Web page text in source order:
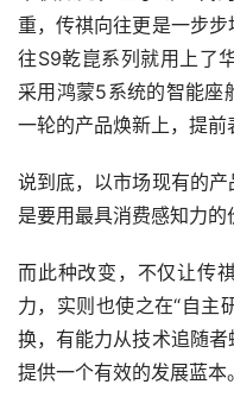
重，传祺向往更是一步
往S9乾崑系列就用上了
采用鸿蒙5系统的智能座
一轮的产品焕新上，提前
说到底，以市场现有的
是要用最具消费感知力的
而此种改变，不仅让传
力，实则也使之在“自主
换，有能力从技术追随
提供一个有效的发展蓝本。